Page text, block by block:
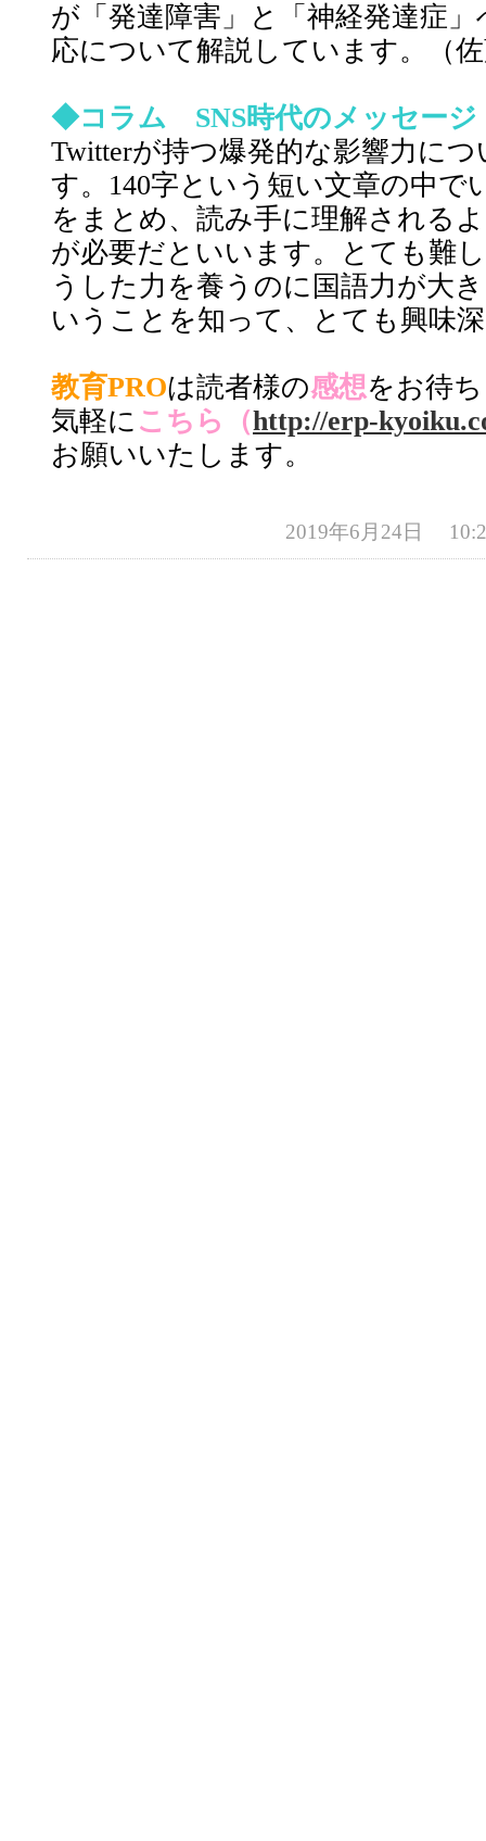
が「発達障害」と「神経発達症
応について解説しています。（
◆コラム SNS時代のメッセー
Twitterが持つ爆発的な影響力に
す。140字という短い文章の中で
をまとめ、読み手に理解される
が必要だといいます。とても難
うした力を養うのに国語力が大
いうことを知って、とても興味
教育PROは読者様の感想をお待
気軽に こちら （http://erp-
お願いいたします。
2019年6月24日